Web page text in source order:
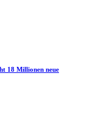
18 Millionen neue